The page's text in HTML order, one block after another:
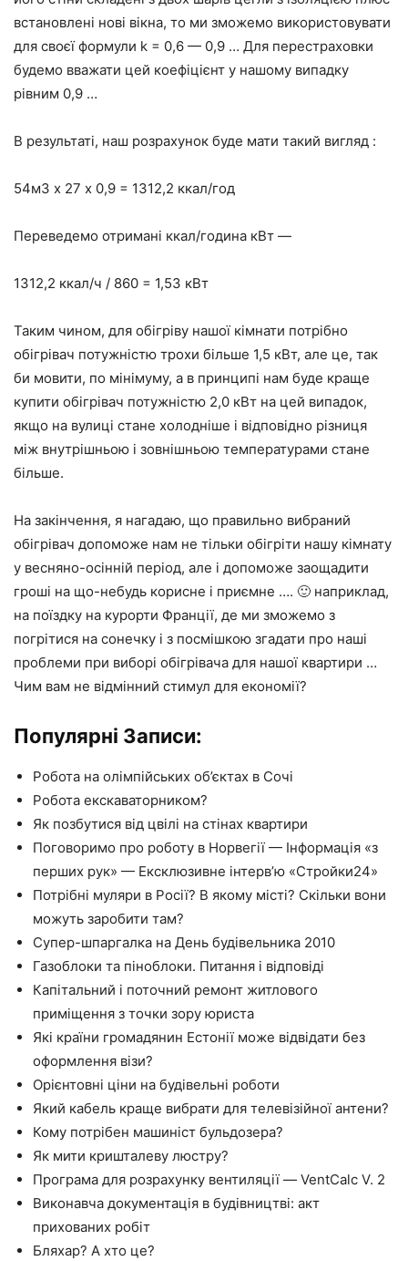
встановлені нові вікна, то ми зможемо використовувати
для своєї формули k = 0,6 — 0,9 … Для перестраховки
будемо вважати цей коефіцієнт у нашому випадку
рівним 0,9 …
В результаті, наш розрахунок буде мати такий вигляд :
54м3 х 27 х 0,9 = 1312,2 ккал/год
Переведемо отримані ккал/година кВт —
1312,2 ккал/ч / 860 = 1,53 кВт
Таким чином, для обігріву нашої кімнати потрібно
обігрівач потужністю трохи більше 1,5 кВт, але це, так
би мовити, по мінімуму, а в принципі нам буде краще
купити обігрівач потужністю 2,0 кВт на цей випадок,
якщо на вулиці стане холодніше і відповідно різниця
між внутрішньою і зовнішньою температурами стане
більше.
На закінчення, я нагадаю, що правильно вибраний
обігрівач допоможе нам не тільки обігріти нашу кімнату
у весняно-осінній період, але і допоможе заощадити
гроші на що-небудь корисне і приємне …. 🙂 наприклад,
на поїздку на курорти Франції, де ми зможемо з
погрітися на сонечку і з посмішкою згадати про наші
проблеми при виборі обігрівача для нашої квартири …
Чим вам не відмінний стимул для економії?
Популярні Записи:
Робота на олімпійських об’єктах в Сочі
Робота екскаваторником?
Як позбутися від цвілі на стінах квартири
Поговоримо про роботу в Норвегії — Інформація «з
перших рук» — Ексклюзивне інтерв’ю «Стройки24»
Потрібні муляри в Росії? В якому місті? Скільки вони
можуть заробити там?
Супер-шпаргалка на День будівельника 2010
Газоблоки та піноблоки. Питання і відповіді
Капітальний і поточний ремонт житлового
приміщення з точки зору юриста
Які країни громадянин Естонії може відвідати без
оформлення візи?
Орієнтовні ціни на будівельні роботи
Який кабель краще вибрати для телевізійної антени?
Кому потрібен машиніст бульдозера?
Як мити кришталеву люстру?
Програма для розрахунку вентиляції — VentCalc V. 2
Виконавча документація в будівництві: акт
прихованих робіт
Бляхар? А хто це?